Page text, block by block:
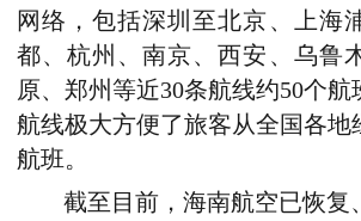
网络，包括深圳至北京、上海
都、杭州、南京、西安、乌鲁
原、郑州等近30条航线约50个航
航线极大方便了旅客从全国各地
航班。
截至目前，海南航空已恢复